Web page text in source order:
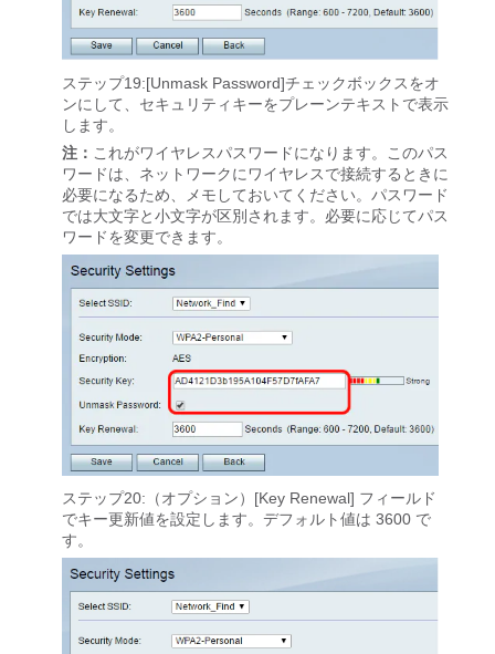
ステップ19:[Unmask Password]チェックボックスをオ
ンにして、セキュリティキーをプレーンテキストで表示
します。
注： これがワイヤレスパスワードになります。このパス
ワードは、ネットワークにワイヤレスで接続するときに
必要になるため、メモしておいてください。パスワード
では大文字と小文字が区別されます。必要に応じてパス
ワードを変更できます。
ステップ20:（オプション）[Key Renewal] フィールド
でキー更新値を設定します。デフォルト値は 3600 で
す。